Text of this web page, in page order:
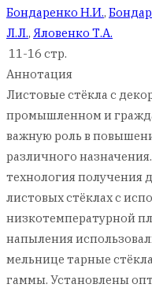
Бондаренко Н.И.,
Л.Л., Яловенко Т.А.
11-16 стр.
Аннотация
Листовые стёкла с
промышленном и
важную роль в
различного
технология получения
листовых стёклах с
низкотемпературной
напыления
мельнице тарные
гаммы. Установлены